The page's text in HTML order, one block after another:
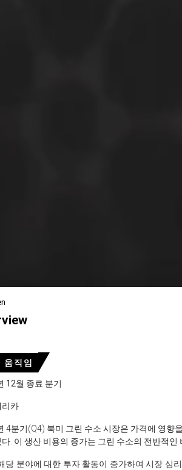
움직임
12월 종료 분기
리카
4분기(Q4) 북미 그린 수소 시장은 가격에 영향
. 이 생산 비용의 증가는 그린 수소의 전반적인
당 분야에 대한 투자 활동이 증가하여 시장 심